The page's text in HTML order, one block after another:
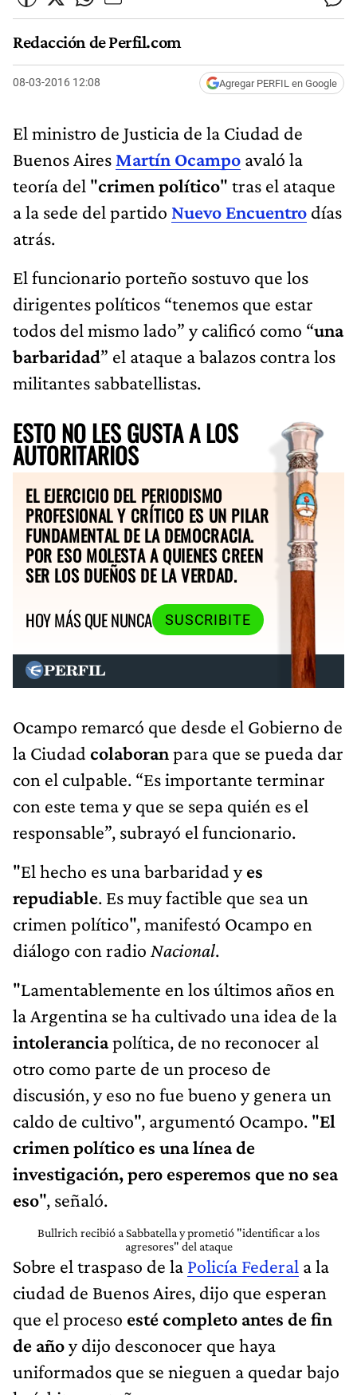
Redacción de Perfil.com
08-03-2016 12:08 Agregar PERFIL en Google
El ministro de Justicia de la Ciudad de
Buenos Aires Martín Ocampo avaló la
teoría del "crimen político" tras el ataque
a la sede del partido Nuevo Encuentro días
atrás.
El funcionario porteño sostuvo que los
dirigentes políticos “tenemos que estar
todos del mismo lado” y calificó como “una
barbaridad” el ataque a balazos contra los
militantes sabbatellistas.
ESTO NO LES GUSTA A LOS
AUTORITARIOS
EL EJERCICIO DEL PERIODISMO
PROFESIONAL Y CRÍTICO ES UN PILAR
FUNDAMENTAL DE LA DEMOCRACIA.
POR ESO MOLESTA A QUIENES CREEN
SER LOS DUEÑOS DE LA VERDAD.
HOY MÁS QUE NUNCA
SUSCRIBITE
Ocampo remarcó que desde el Gobierno de
la Ciudad colaboranpara que se pueda dar
con el culpable. “Es importante terminar
con este tema y que se sepa quién es el
responsable”, subrayó el funcionario.
"El hecho es una barbaridad yes
repudiable. Es muy factible que sea un
crimen político", manifestó Ocampo en
diálogo con radio Nacional.
"Lamentablemente en los últimos años en
la Argentina se ha cultivado una idea de la
intoleranciapolítica, de no reconocer al
otro como parte de un proceso de
discusión, y eso no fue bueno y genera un
caldo de cultivo", argumentó Ocampo. "El
crimen político es una línea de
investigación, pero esperemos que no sea
eso", señaló.
Bullrich recibió a Sabbatella y prometió "identificar a los
agresores" del ataque
Sobre el traspaso de la Policía Federal a la
ciudad de Buenos Aires, dijo que esperan
que el proceso esté completo antes de fin
de añoy dijo desconocer que haya
uniformados que se nieguen a quedar bajo